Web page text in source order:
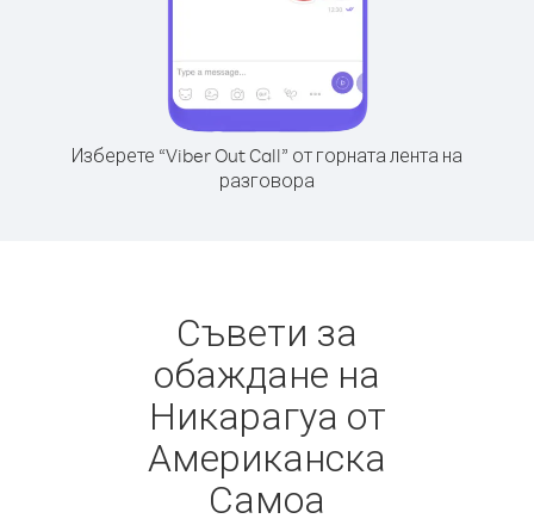
Изберете “Viber Out Call” от горната лента на
разговора
Съвети за
обаждане на
Никарагуа от
Американска
Самоа